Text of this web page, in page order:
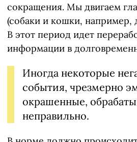
сокращения. Мы двигаем
(собаки и кошки, например,
В этот период идет
информации в
Иногда некоторые
события, чрезмерно
окрашенные,
неправильно.